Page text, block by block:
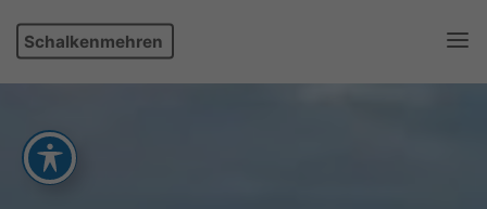
Schalkenmehren